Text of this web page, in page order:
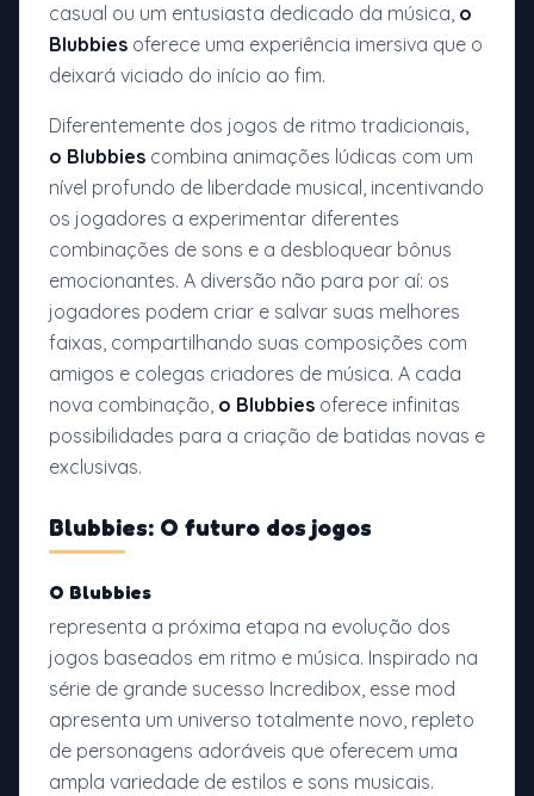
casual ou um entusiasta dedicado da música, o
Blubbies oferece uma experiência imersiva que o
deixará viciado do início ao fim.
Diferentemente dos jogos de ritmo tradicionais,
o Blubbies combina animações lúdicas com um
nível profundo de liberdade musical, incentivando
os jogadores a experimentar diferentes
combinações de sons e a desbloquear bônus
emocionantes. A diversão não para por aí: os
jogadores podem criar e salvar suas melhores
faixas, compartilhando suas composições com
amigos e colegas criadores de música. A cada
nova combinação, o Blubbies oferece infinitas
possibilidades para a criação de batidas novas e
exclusivas.
Blubbies: O futuro dos jogos
O Blubbies
representa a próxima etapa na evolução dos
jogos baseados em ritmo e música. Inspirado na
série de grande sucesso Incredibox, esse mod
apresenta um universo totalmente novo, repleto
de personagens adoráveis que oferecem uma
ampla variedade de estilos e sons musicais.